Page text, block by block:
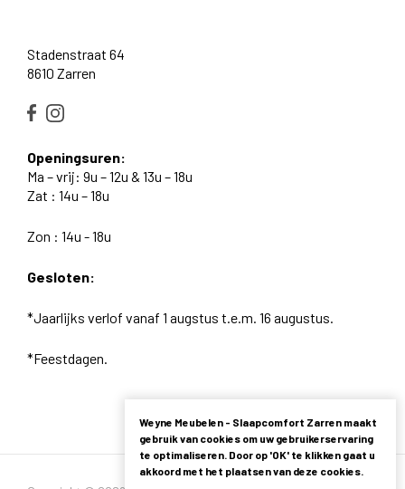
Stadenstraat 64
8610 Zarren
Openingsuren:
Ma – vrij: 9u – 12u & 13u – 18u
Zat : 14u – 18u
Zon : 14u - 18u
Gesloten:
*Jaarlijks verlof vanaf 1 augstus t.e.m. 16 augustus.
*Feestdagen.
Weyne Meubelen - Slaapcomfort Zarren maakt
gebruik van cookies om uw gebruikerservaring
te optimaliseren. Door op 'OK' te klikken gaat u
akkoord met het plaatsen van deze cookies.